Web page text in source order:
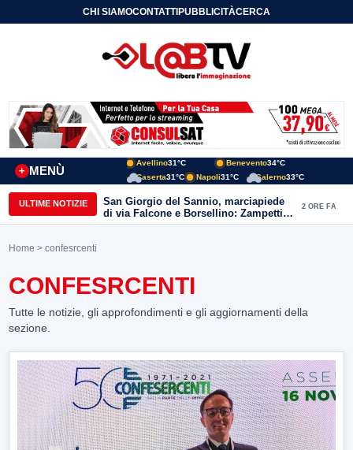
CHI SIAMOCONTATTIPUBBLICITÀCERCA
MENÙ
+
Avellino31°C Benevento34°C
Caserta31°C Napoli31°C Salerno33°C
ULTIME NOTIZIE
San Giorgio del Sannio, marciapiede
di via Falcone e Borsellino: Zampetti e
Lombardi replicano alle polemiche
2 ORE FA
Home > confesrcenti
CONFESRCENTI
Tutte le notizie, gli approfondimenti e gli aggiornamenti della
sezione.